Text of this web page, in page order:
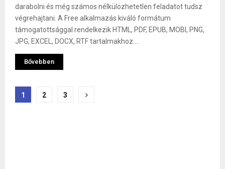
darabolni és még számos nélkülözhetetlen feladatot tudsz
végrehajtani. A Free alkalmazás kiváló formátum
támogatottsággal rendelkezik HTML, PDF, EPUB, MOBI, PNG,
JPG, EXCEL, DOCX, RTF tartalmakhoz....
Bővebben
Bejegyzések
1 2 3